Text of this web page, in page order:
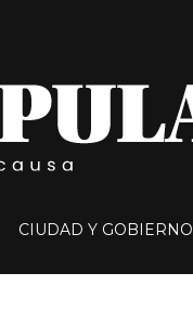
CIUDAD Y GOBIERNO